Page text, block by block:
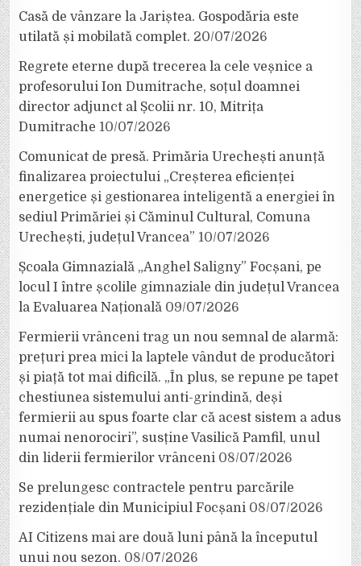
Casă de vânzare la Jariștea. Gospodăria este
utilată și mobilată complet. 20/07/2026
Regrete eterne după trecerea la cele veșnice a
profesorului Ion Dumitrache, soțul doamnei
director adjunct al Școlii nr. 10, Mitrița
Dumitrache 10/07/2026
Comunicat de presă. Primăria Urechești anunță
finalizarea proiectului „Creșterea eficienței
energetice și gestionarea inteligentă a energiei în
sediul Primăriei și Căminul Cultural, Comuna
Urechești, județul Vrancea” 10/07/2026
Școala Gimnazială „Anghel Saligny” Focșani, pe
locul I între școlile gimnaziale din județul Vrancea
la Evaluarea Națională 09/07/2026
Fermierii vrânceni trag un nou semnal de alarmă:
prețuri prea mici la laptele vândut de producători
și piață tot mai dificilă. „În plus, se repune pe tapet
chestiunea sistemului anti-grindină, deși
fermierii au spus foarte clar că acest sistem a adus
numai nenorociri”, susține Vasilică Pamfil, unul
din liderii fermierilor vrânceni 08/07/2026
Se prelungesc contractele pentru parcările
rezidențiale din Municipiul Focșani 08/07/2026
AI Citizens mai are două luni până la începutul
unui nou sezon. 08/07/2026